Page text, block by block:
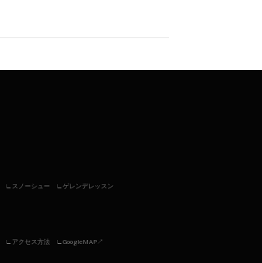
スノーシュー ゲレンデレッスン
アクセス方法 GoogleMAP↗︎